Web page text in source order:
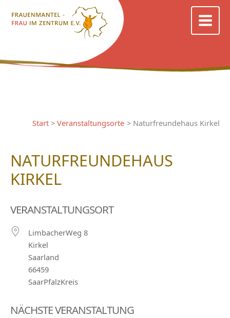
Inhalt
Start Veranstaltungsorte Naturfreundehaus Kirkel
NATURFREUNDEHAUS
KIRKEL
VERANSTALTUNGSORT
LimbacherWeg 8
Kirkel
Saarland
66459
SaarPfalzKreis
NÄCHSTE VERANSTALTUNG